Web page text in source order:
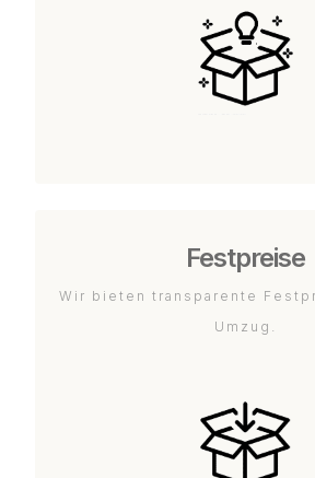
Festpreise
Wir bieten transparente
Umzug.